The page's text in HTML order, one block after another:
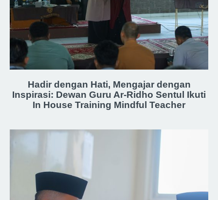
Hadir dengan Hati, Mengajar dengan
Inspirasi: Dewan Guru Ar-Ridho Sentul Ikuti
In House Training Mindful Teacher